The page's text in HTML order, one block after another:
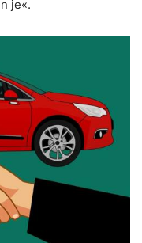
je«.